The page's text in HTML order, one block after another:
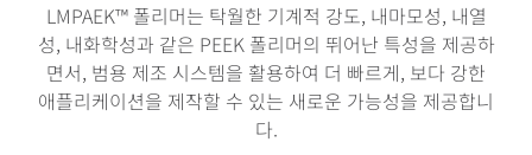
LMPAEK™ 폴리머는 탁월한 기계적 강도, 내마모성, 내열
성, 내화학성과 같은 PEEK 폴리머의 뛰어난 특성을 제공하
면서, 범용 제조 시스템을 활용하여 더 빠르게, 보다 강한
애플리케이션을 제작할 수 있는 새로운 가능성을 제공합니
다.